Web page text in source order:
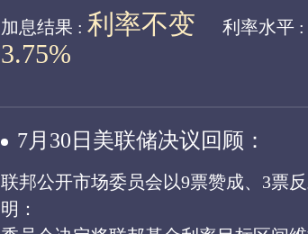
加息结果 : 利率不变 利率水平 :
3.75%
7月30日美联储决议回顾：
联邦公开市场委员会以9票赞成、3票
明：